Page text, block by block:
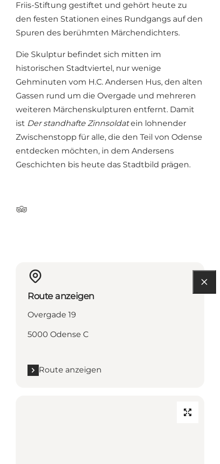
Friis-Stiftung gestiftet und gehört heute zu
den festen Stationen eines Rundgangs auf den
Spuren des berühmten Märchendichters.
Die Skulptur befindet sich mitten im
historischen Stadtviertel, nur wenige
Gehminuten vom H.C. Andersen Hus, den alten
Gassen rund um die Overgade und mehreren
weiteren Märchenskulpturen entfernt. Damit
ist Der standhafte Zinnsoldatein lohnender
Zwischenstopp für alle, die den Teil von Odense
entdecken möchten, in dem Andersens
Geschichten bis heute das Stadtbild prägen.
Tripadvisor
Route anzeigen
Overgade 19
5000 Odense C
Route anzeigen